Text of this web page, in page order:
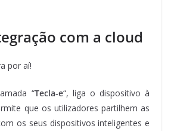
com a cloud
por aí!
“Tecla-e“, liga o dispositivo à
que os utilizadores partilhem as
os seus dispositivos inteligentes e